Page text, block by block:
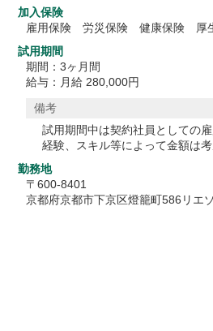
加入保険
雇用保険 労災保険 健康保険 厚
試用期間
期間：3ヶ月間
給与：月給 280,000円
備考
試用期間中は契約社員としての
経験、スキル等によって金額は
勤務地
〒600-8401
京都府京都市下京区燈籠町586リエ